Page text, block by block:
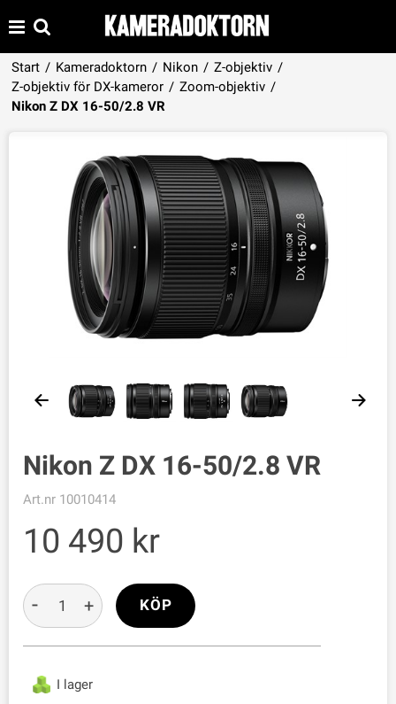
Start / Kameradoktorn / Nikon / Z-objektiv /
Z-objektiv för DX-kameror / Zoom-objektiv /
Nikon Z DX 16-50/2.8 VRProdukten har lagts i din varukorg
Nikon Z DX 16-50/2.8 VR
Art.nr 10010414
10 490
I lager
- + KÖP